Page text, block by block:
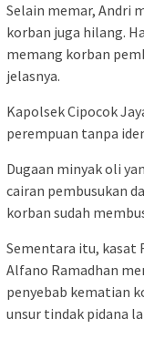
Selain memar, Andri
korban juga hilang.
memang korban
jelasnya.
Kapolsek Cipocok
perempuan tanpa
Dugaan minyak oli
cairan pembusukan
korban sudah
Sementara itu, kasat
Alfano Ramadhan
penyebab kematian
unsur tindak pidana